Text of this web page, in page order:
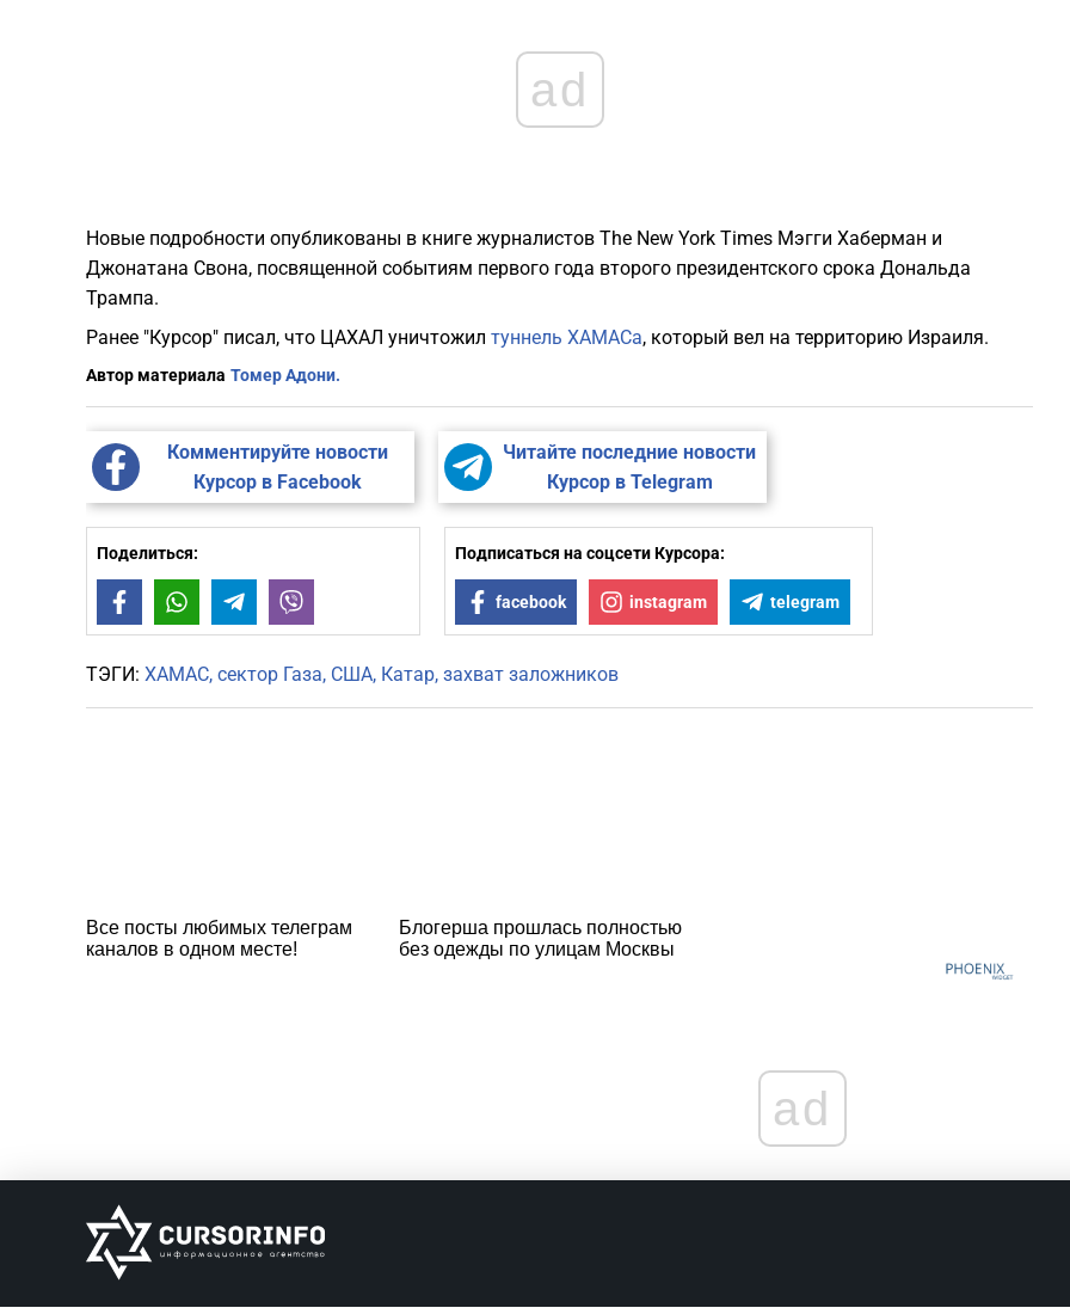
ad
Новые подробности опубликованы в книге журналистов The New York Times Мэгги Хаберман и
Джонатана Свона, посвященной событиям первого года второго президентского срока Дональда
Трампа.
Ранее "Курсор" писал, что ЦАХАЛ уничтожил туннель ХАМАСа, который вел на территорию Израиля.
Автор материала Томер Адони.
Комментируйте новости
Курсор в Facebook
Читайте последние новости
Курсор в Telegram
Поделиться:
FacebookWhatsAppTelegram
Подписаться на соцсети Курсора:
facebook instagram telegram
ТЭГИ: ХАМАС сектор Газа США Катар захват заложников
Все посты любимых телеграм
каналов в одном месте!
Блогерша прошлась полностью
без одежды по улицам Москвы
ad